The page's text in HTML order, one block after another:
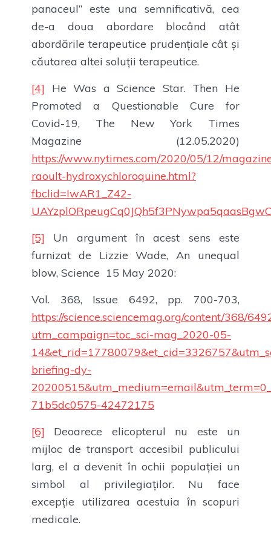
panaceul” este una semnificativă, cea
de-a doua abordare blocând atât
abordările terapeutice prudențiale cât și
căutarea altei soluții terapeutice.
[4] He Was a Science Star. Then He
Promoted a Questionable Cure for
Covid-19, The New York Times
Magazine (12.05.2020)
https://www.nytimes.com/2020/05/12/
raoult-hydroxychloroquine.html?
fbclid=IwAR1_Z42-
[5] Un argument în acest sens este
furnizat de Lizzie Wade, An unequal
blow, Science 15 May 2020:
Vol. 368, Issue 6492, pp. 700-703,
https://science.sciencemag.org/content/368/
utm_campaign=toc_sci-mag_2020-05-
briefing-dy-
71b5dc0575-42472175
[6] Deoarece elicopterul nu este un
mijloc de transport accesibil publicului
larg, el a devenit în ochii populației un
simbol al privilegiaților. Nu face
excepție utilizarea acestuia în scopuri
medicale.